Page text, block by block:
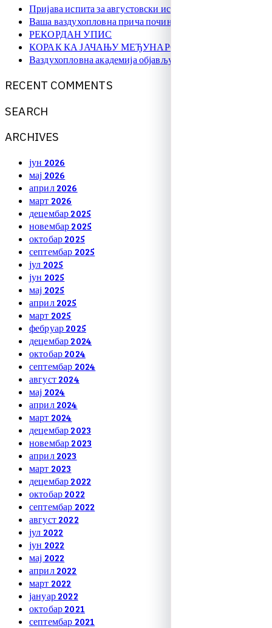
Пријава испита за августовски испитни рок
Ваша ваздухопловна прича почиње овде!
РЕКОРДАН УПИС
КОРАК КА ЈАЧАЊУ МЕЂУНАРОДНЕ САРАДЊЕ
Ваздухопловна академија објављује упис на � …
RECENT COMMENTS
SEARCH
ARCHIVES
јун 2026
мај 2026
април 2026
март 2026
децембар 2025
новембар 2025
октобар 2025
септембар 2025
јул 2025
јун 2025
мај 2025
април 2025
март 2025
фебруар 2025
децембар 2024
октобар 2024
септембар 2024
август 2024
мај 2024
април 2024
март 2024
децембар 2023
новембар 2023
април 2023
март 2023
децембар 2022
октобар 2022
септембар 2022
август 2022
јул 2022
јун 2022
мај 2022
април 2022
март 2022
јануар 2022
октобар 2021
септембар 2021